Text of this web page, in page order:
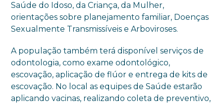
Saúde do Idoso, da Criança, da Mulher,
orientações sobre planejamento familiar, Doenças
Sexualmente Transmissíveis e Arboviroses.
A população também terá disponível serviços de
odontologia, como exame odontológico,
escovação, aplicação de flúor e entrega de kits de
escovação. No local as equipes de Saúde estarão
aplicando vacinas, realizando coleta de preventivo,